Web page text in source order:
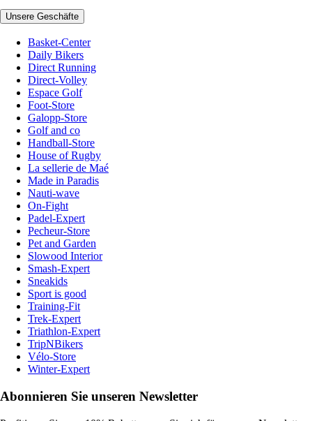
Unsere Geschäfte
Basket-Center
Daily Bikers
Direct Running
Direct-Volley
Espace Golf
Foot-Store
Galopp-Store
Golf and co
Handball-Store
House of Rugby
La sellerie de Maé
Made in Paradis
Nauti-wave
On-Fight
Padel-Expert
Pecheur-Store
Pet and Garden
Slowood Interior
Smash-Expert
Sneakids
Sport is good
Training-Fit
Trek-Expert
Triathlon-Expert
TripNBikers
Vélo-Store
Winter-Expert
Abonnieren Sie unseren Newsletter